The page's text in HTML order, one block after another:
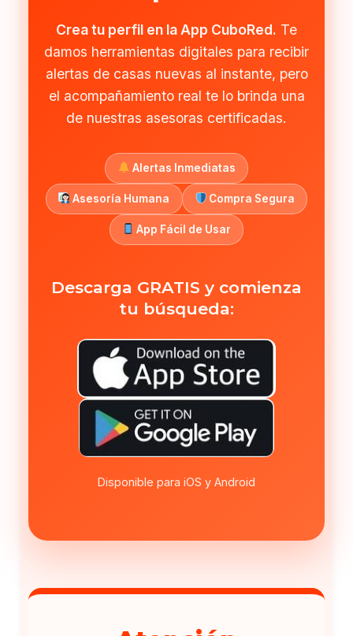
Crea tu perfil en la App CuboRed. Te
damos herramientas digitales para recibir
alertas de casas nuevas al instante, pero
el acompañamiento real te lo brinda una
de nuestras asesoras certificadas.
Alertas Inmediatas
Asesoría Humana Compra Segura
App Fácil de Usar
Descarga GRATIS y comienza
tu búsqueda:
Disponible para iOS y Android